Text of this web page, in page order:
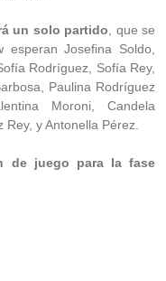
un solo partido , que se
Josefina Soldo,
Rodríguez, Sofía Rey,
Paulina Rodríguez
Moroni, Candela
y Antonella Pérez.
de juego para la fase